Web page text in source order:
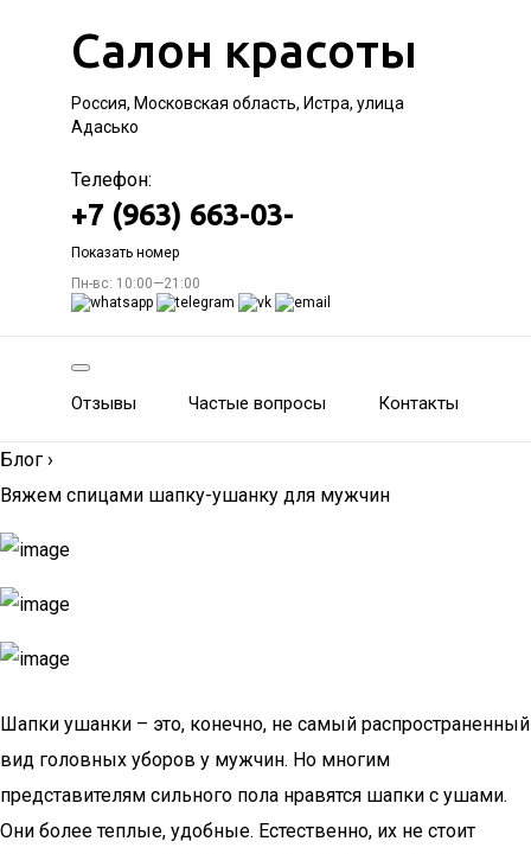
Салон красоты
Россия, Московская область, Истра, улица
Адасько
Телефон:
+7 (963) 663-03-
Показать номер
Пн-вс: 10:00—21:00
Отзывы Частые вопросы Контакты
Блог ›
Вяжем спицами шапку-ушанку для мужчин
Шапки ушанки – это, конечно, не самый распространенный
вид головных уборов у мужчин. Но многим
представителям сильного пола нравятся шапки с ушами.
Они более теплые, удобные. Естественно, их не стоит